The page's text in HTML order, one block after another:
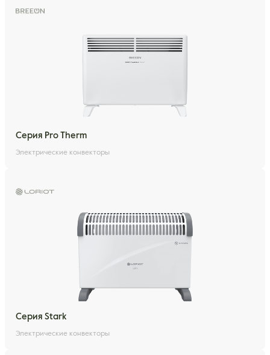
Серия Pro Therm
Электрические конвекторы
Серия Stark
Электрические конвекторы